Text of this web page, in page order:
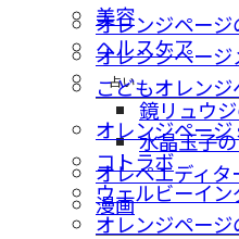
美容
ヘルスケア
占い
鏡リュウ
水晶玉子
オレペエディタ
漫画
オレンジページ
オレンジページ
こどもオレン
オレンジペー
コトラボ
ウェルビーイン
オレンジページ